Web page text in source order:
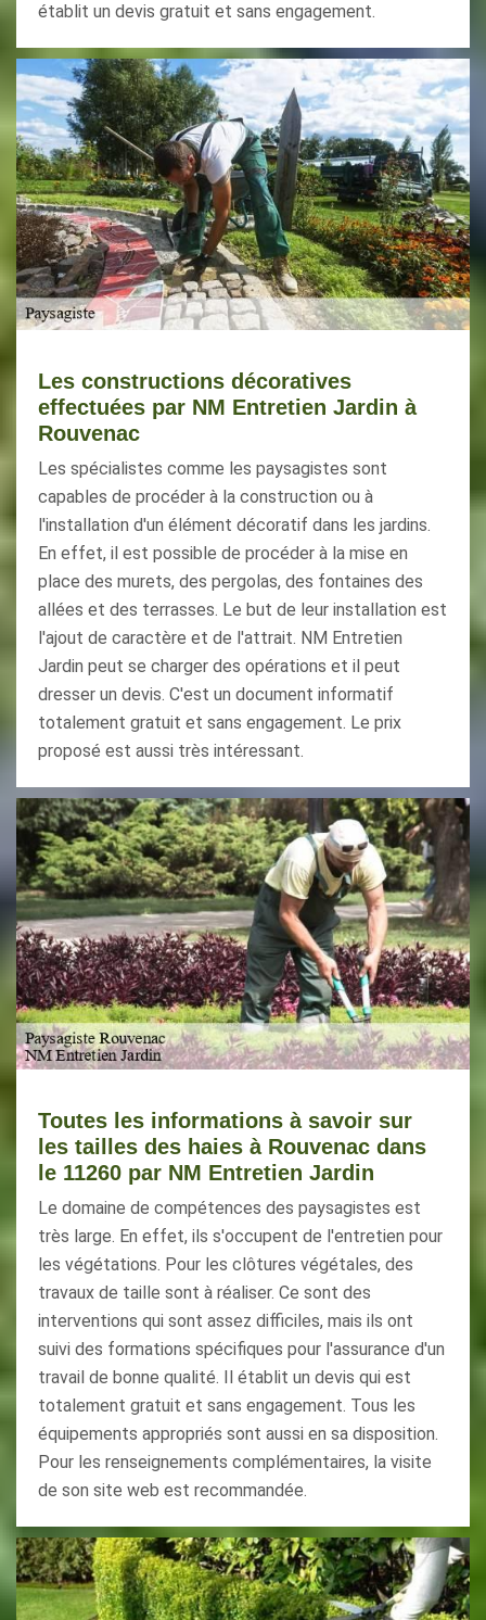
établit un devis gratuit et sans engagement.
Les constructions décoratives
effectuées par NM Entretien Jardin à
Rouvenac
Les spécialistes comme les paysagistes sont
capables de procéder à la construction ou à
l'installation d'un élément décoratif dans les jardins.
En effet, il est possible de procéder à la mise en
place des murets, des pergolas, des fontaines des
allées et des terrasses. Le but de leur installation est
l'ajout de caractère et de l'attrait. NM Entretien
Jardin peut se charger des opérations et il peut
dresser un devis. C'est un document informatif
totalement gratuit et sans engagement. Le prix
proposé est aussi très intéressant.
Toutes les informations à savoir sur
les tailles des haies à Rouvenac dans
le 11260 par NM Entretien Jardin
Le domaine de compétences des paysagistes est
très large. En effet, ils s'occupent de l'entretien pour
les végétations. Pour les clôtures végétales, des
travaux de taille sont à réaliser. Ce sont des
interventions qui sont assez difficiles, mais ils ont
suivi des formations spécifiques pour l'assurance d'un
travail de bonne qualité. Il établit un devis qui est
totalement gratuit et sans engagement. Tous les
équipements appropriés sont aussi en sa disposition.
Pour les renseignements complémentaires, la visite
de son site web est recommandée.